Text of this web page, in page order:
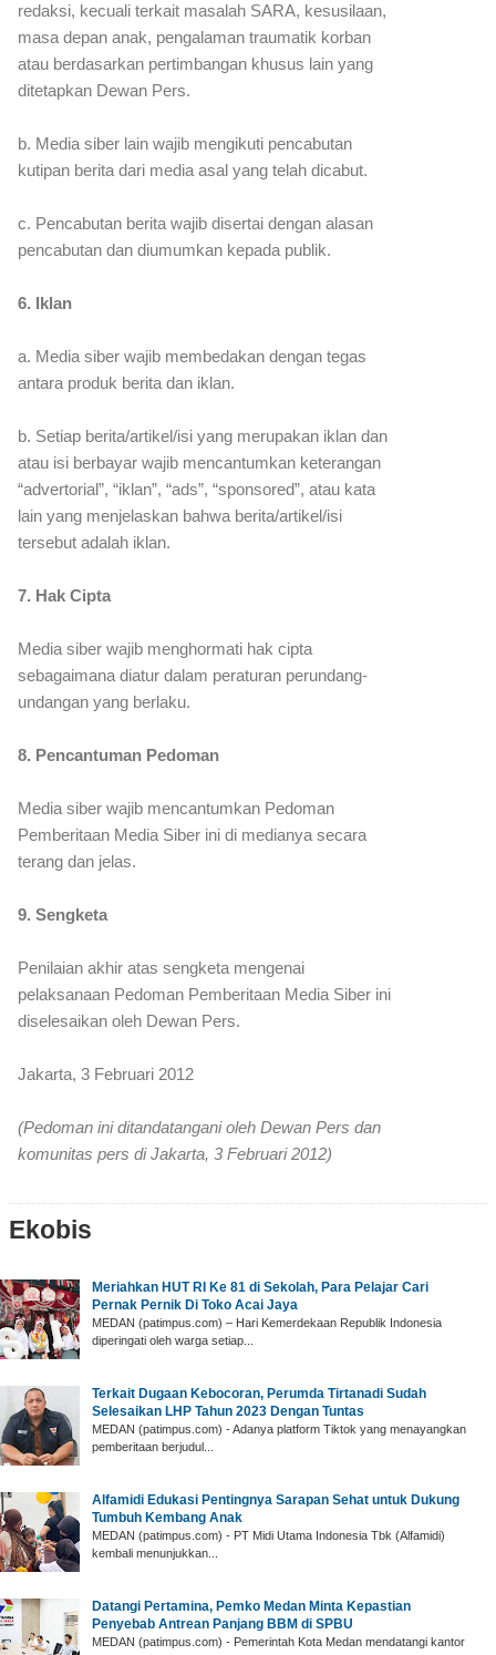
redaksi, kecuali terkait masalah SARA, kesusilaan,
masa depan anak, pengalaman traumatik korban
atau berdasarkan pertimbangan khusus lain yang
ditetapkan Dewan Pers.
b. Media siber lain wajib mengikuti pencabutan
kutipan berita dari media asal yang telah dicabut.
c. Pencabutan berita wajib disertai dengan alasan
pencabutan dan diumumkan kepada publik.
6. Iklan
a. Media siber wajib membedakan dengan tegas
antara produk berita dan iklan.
b. Setiap berita/artikel/isi yang merupakan iklan dan
atau isi berbayar wajib mencantumkan keterangan
“advertorial”, “iklan”, “ads”, “sponsored”, atau kata
lain yang menjelaskan bahwa berita/artikel/isi
tersebut adalah iklan.
7. Hak Cipta
Media siber wajib menghormati hak cipta
sebagaimana diatur dalam peraturan perundang-
undangan yang berlaku.
8. Pencantuman Pedoman
Media siber wajib mencantumkan Pedoman
Pemberitaan Media Siber ini di medianya secara
terang dan jelas.
9. Sengketa
Penilaian akhir atas sengketa mengenai
pelaksanaan Pedoman Pemberitaan Media Siber ini
diselesaikan oleh Dewan Pers.
Jakarta, 3 Februari 2012
(Pedoman ini ditandatangani oleh Dewan Pers dan
komunitas pers di Jakarta, 3 Februari 2012)
Ekobis
Meriahkan HUT RI Ke 81 di Sekolah, Para Pelajar Cari
Pernak Pernik Di Toko Acai Jaya
MEDAN (patimpus.com) – Hari Kemerdekaan Republik Indonesia
diperingati oleh warga setiap...
Terkait Dugaan Kebocoran, Perumda Tirtanadi Sudah
Selesaikan LHP Tahun 2023 Dengan Tuntas
MEDAN (patimpus.com) - Adanya platform Tiktok yang menayangkan
pemberitaan berjudul...
Alfamidi Edukasi Pentingnya Sarapan Sehat untuk Dukung
Tumbuh Kembang Anak
MEDAN (patimpus.com) - PT Midi Utama Indonesia Tbk (Alfamidi)
kembali menunjukkan...
Datangi Pertamina, Pemko Medan Minta Kepastian
Penyebab Antrean Panjang BBM di SPBU
MEDAN (patimpus.com) - Pemerintah Kota Medan mendatangi kantor